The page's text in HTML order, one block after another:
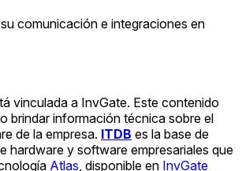
comunicación e integraciones en
vinculada a InvGate. Este contenido
brindar información técnica sobre el
de la empresa. ITDB es la base de
hardware y software empresariales que
Atlas , disponible en InvGate